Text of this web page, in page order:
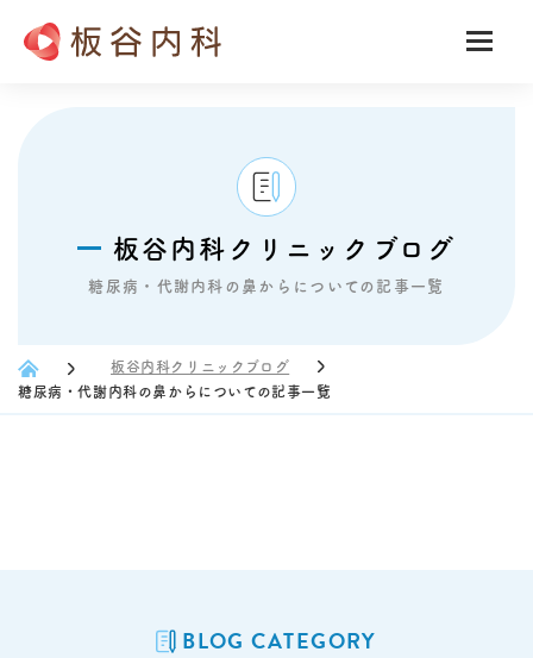
板谷内科クリニックブログ
糖尿病・代謝内科の鼻からについての記事一覧
板谷内科クリニックブログ
糖尿病・代謝内科の鼻からについての記事一覧
BLOG CATEGORY